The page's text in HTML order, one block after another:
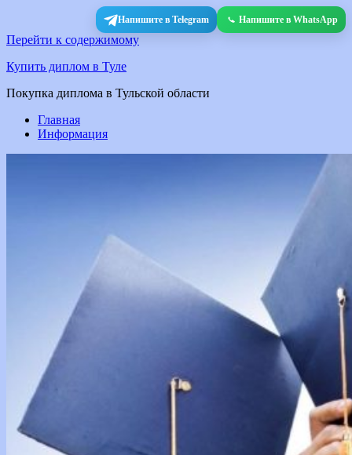
Напишите в Telegram Напишите в WhatsApp
Перейти к содержимому
Купить диплом в Туле
Покупка диплома в Тульской области
Главная
Информация